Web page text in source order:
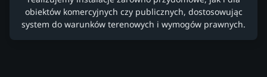
obiektów komercyjnych czy publicznych, dostosowując
system do warunków terenowych i wymogów prawnych.